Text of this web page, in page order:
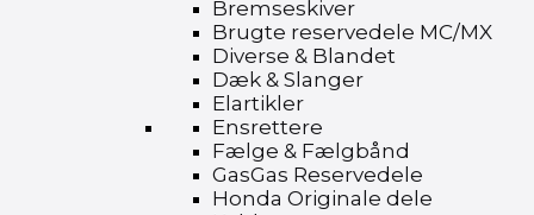
Bremseskiver
Brugte reservedele MC/MX
Diverse & Blandet
Dæk & Slanger
Elartikler
Ensrettere
Fælge & Fælgbånd
GasGas Reservedele
Honda Originale dele